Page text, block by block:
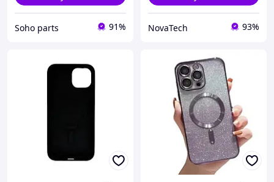
Soho parts 91% NovaTech 93%